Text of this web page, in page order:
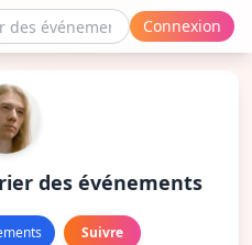
Connexion
des événements
Suivre